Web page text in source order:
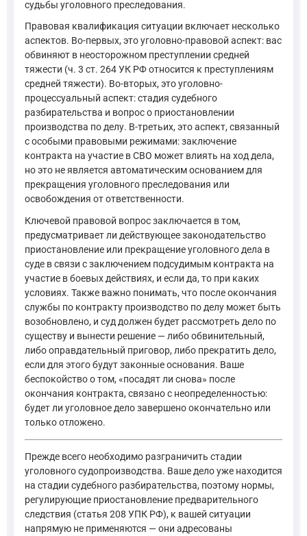
судьбы уголовного преследования.
Правовая квалификация ситуации включает несколько
аспектов. Во-первых, это уголовно-правовой аспект: вас
обвиняют в неосторожном преступлении средней
тяжести (ч. 3 ст. 264 УК РФ относится к преступлениям
средней тяжести). Во-вторых, это уголовно-
процессуальный аспект: стадия судебного
разбирательства и вопрос о приостановлении
производства по делу. В-третьих, это аспект, связанный
с особыми правовыми режимами: заключение
контракта на участие в СВО может влиять на ход дела,
но это не является автоматическим основанием для
прекращения уголовного преследования или
освобождения от ответственности.
Ключевой правовой вопрос заключается в том,
предусматривает ли действующее законодательство
приостановление или прекращение уголовного дела в
суде в связи с заключением подсудимым контракта на
участие в боевых действиях, и если да, то при каких
условиях. Также важно понимать, что после окончания
службы по контракту производство по делу может быть
возобновлено, и суд должен будет рассмотреть дело по
существу и вынести решение — либо обвинительный,
либо оправдательный приговор, либо прекратить дело,
если для этого будут законные основания. Ваше
беспокойство о том, «посадят ли снова» после
окончания контракта, связано с неопределенностью:
будет ли уголовное дело завершено окончательно или
только отложено.
Прежде всего необходимо разграничить стадии
уголовного судопроизводства. Ваше дело уже находится
на стадии судебного разбирательства, поэтому нормы,
регулирующие приостановление предварительного
следствия (статья 208 УПК РФ), к вашей ситуации
напрямую не применяются — они адресованы